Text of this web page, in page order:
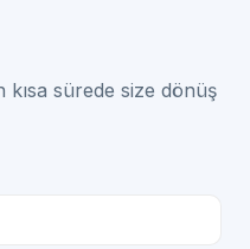
sürede size dönüş